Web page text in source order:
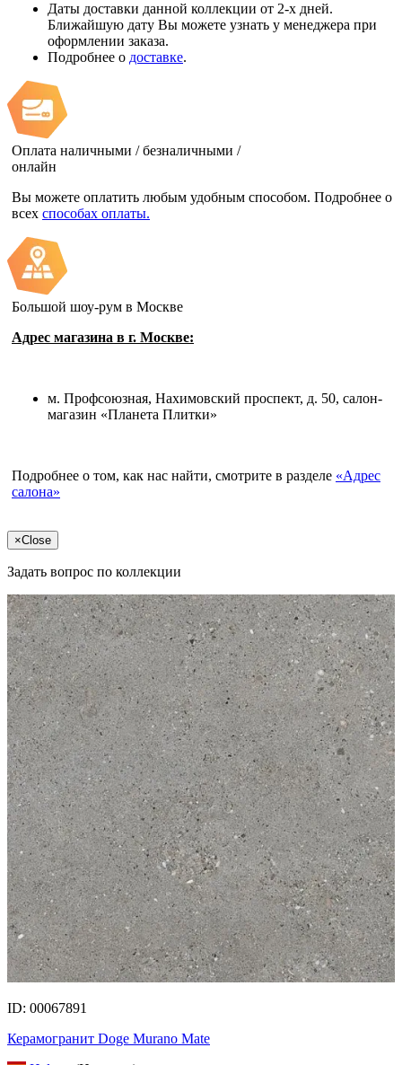
Даты доставки данной коллекции от 2-х дней.
Ближайшую дату Вы можете узнать у менеджера при
оформлении заказа.
Подробнее о доставке.
Оплата наличными / безналичными /
онлайн
Вы можете оплатить любым удобным способом. Подробнее о
всех способах оплаты.
Большой шоу-рум в Москве
Адрес магазина в г. Москве:
м. Профсоюзная, Нахимовский проспект, д. 50, салон-
магазин «Планета Плитки»
Подробнее о том, как нас найти, смотрите в разделе «Адрес
салона»
×Close
Задать вопрос по коллекции
ID: 00067891
Керамогранит Doge Murano Mate